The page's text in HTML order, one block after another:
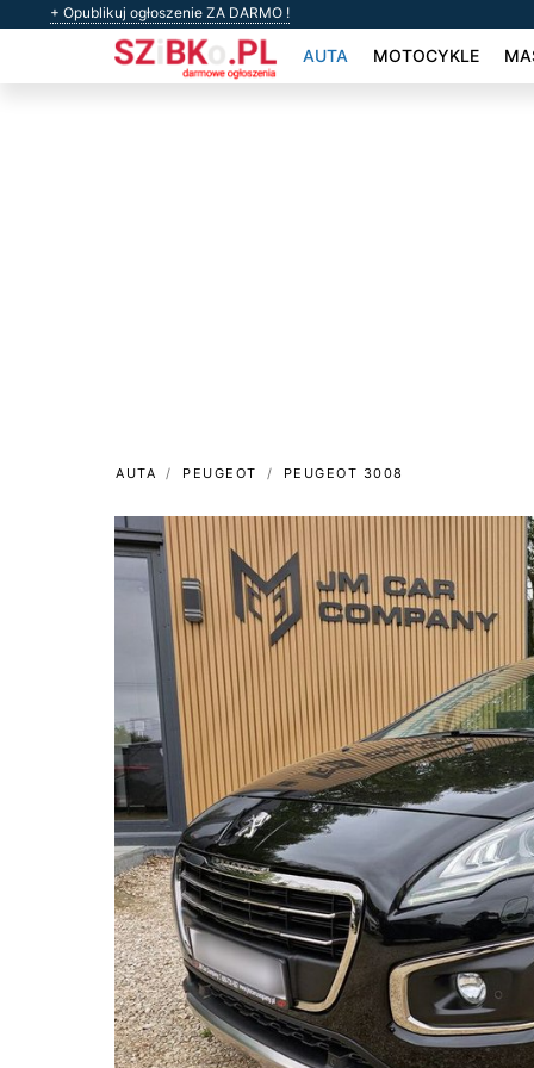
+ Opublikuj ogłoszenie ZA DARMO !
AUTA MOTOCYKLE
AUTA PEUGEOT PEUGEOT 3008